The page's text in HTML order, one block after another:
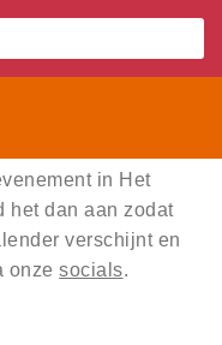
in Het
het dan aan zodat
verschijnt en
onzesocials.